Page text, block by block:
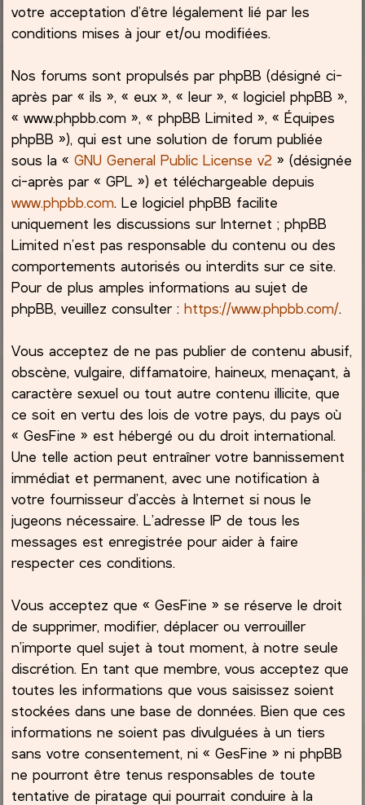
votre acceptation d’être légalement lié par les
conditions mises à jour et/ou modifiées.
Nos forums sont propulsés par phpBB (désigné ci-
après par « ils », « eux », « leur », « logiciel phpBB »,
« www.phpbb.com », « phpBB Limited », « Équipes
phpBB »), qui est une solution de forum publiée
sous la «GNU General Public License v2 » (désignée
ci-après par « GPL ») et téléchargeable depuis
www.phpbb.com. Le logiciel phpBB facilite
uniquement les discussions sur Internet ; phpBB
Limited n’est pas responsable du contenu ou des
comportements autorisés ou interdits sur ce site.
Pour de plus amples informations au sujet de
phpBB, veuillez consulter :https://www.phpbb.com/.
Vous acceptez de ne pas publier de contenu abusif,
obscène, vulgaire, diffamatoire, haineux, menaçant, à
caractère sexuel ou tout autre contenu illicite, que
ce soit en vertu des lois de votre pays, du pays où
« GesFine » est hébergé ou du droit international.
Une telle action peut entraîner votre bannissement
immédiat et permanent, avec une notification à
votre fournisseur d’accès à Internet si nous le
jugeons nécessaire. L’adresse IP de tous les
messages est enregistrée pour aider à faire
respecter ces conditions.
Vous acceptez que « GesFine » se réserve le droit
de supprimer, modifier, déplacer ou verrouiller
n’importe quel sujet à tout moment, à notre seule
discrétion. En tant que membre, vous acceptez que
toutes les informations que vous saisissez soient
stockées dans une base de données. Bien que ces
informations ne soient pas divulguées à un tiers
sans votre consentement, ni « GesFine » ni phpBB
ne pourront être tenus responsables de toute
tentative de piratage qui pourrait conduire à la